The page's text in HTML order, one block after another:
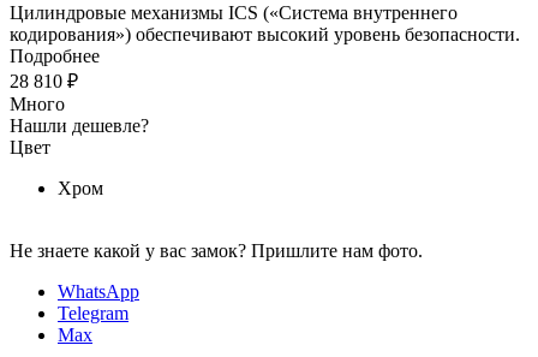
Цилиндровые механизмы ICS («Система внутреннего
кодирования») обеспечивают высокий уровень безопасности.
Подробнее
28 810 ₽
Много
Нашли дешевле?
Цвет
Хром
Не знаете какой у вас замок? Пришлите нам фото.
WhatsApp
Telegram
Max